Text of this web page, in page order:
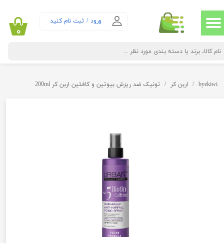
ورود / ثبت نام کنید
حساب کاربری من
خروج از حساب کاربری
۰
byekiwi اربن کر تونیک ضد ریزش بیوتین و کافئین اربن کر 200ml